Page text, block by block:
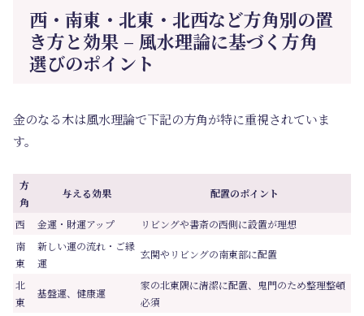
西・南東・北東・北西など方角別の置
き方と効果 – 風水理論に基づく方角
選びのポイント
金のなる木は風水理論で下記の方角が特に重視されていま
す。
方
角
与える効果 配置のポイント
西 金運・財運アップ
リビングや書斎の西側に設置が理想
南
東
新しい運の流れ・ご縁
運
玄関やリビングの南東部に配置
北
東
基盤運、健康運
家の北東隅に清潔に配置、鬼門のため整理整頓
必須